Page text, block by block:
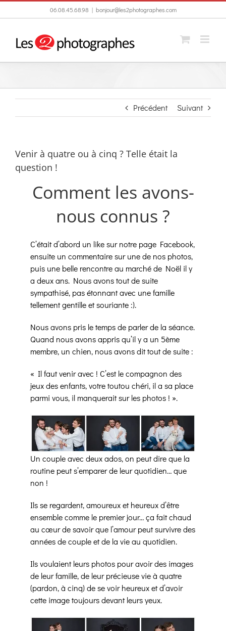
au
06.08.45.68.98 | bonjour@les2photographes.com
Précédent Suivant
Venir à quatre ou à cinq ? Telle était la
question !
Comment les avons-
nous connus ?
C’était d’abord un like sur notre page Facebook,
ensuite un commentaire sur une de nos photos,
puis une belle rencontre au marché de Noël il y
a deux ans. Nous avons tout de suite
sympathisé, pas étonnant avec une famille
tellement gentille et souriante :).
Nous avons pris le temps de parler de la séance.
Quand nous avons appris qu’il y a un 5ème
membre, un chien, nous avons dit tout de suite :
« Il faut venir avec ! C’est le compagnon des
jeux des enfants, votre toutou chéri, il a sa place
parmi vous, il manquerait sur les photos ! ».
Un couple avec deux ados, on peut dire que la
routine peut s’emparer de leur quotidien… que
non !
Ils se regardent, amoureux et heureux d’être
ensemble comme le premier jour… ça fait chaud
au cœur de savoir que l’amour peut survivre des
années de couple et de la vie au quotidien.
Ils voulaient leurs photos pour avoir des images
de leur famille, de leur précieuse vie à quatre
(pardon, à cinq) de se voir heureux et d’avoir
cette image toujours devant leurs yeux.